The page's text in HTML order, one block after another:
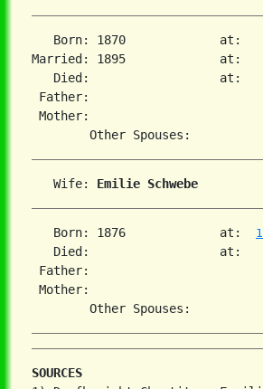
   Born: 1870             at:
Married: 1895             at:
   Died:                  at:
Father:
Mother:
   Wife:
Emilie Schwebe
   Born: 1876             at:
1
   Died:                  at:
Father:
Mother:
SOURCES